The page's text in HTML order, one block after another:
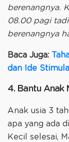
berenangnya.
08.00 pagi
berenangnya
Baca Juga:
dan Ide
4. Bantu Anak
Anak usia 3
apa yang ada
Kecil selesai,